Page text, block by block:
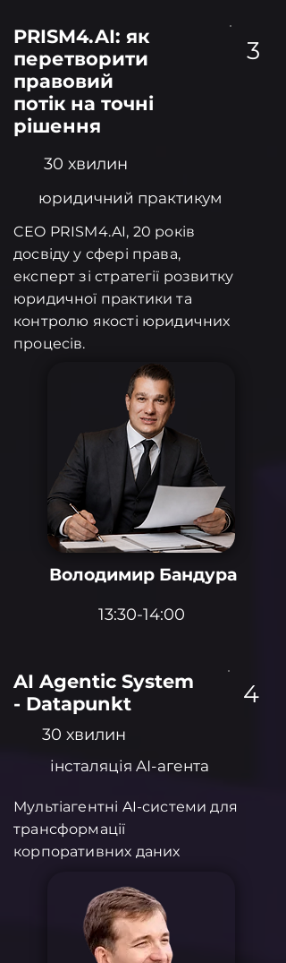
PRISM4.AI: як
перетворити
правовий
потік на точні
рішення
3
30 хвилин
юридичний практикум
CEO PRISM4.AI, 20 років
досвіду у сфері права,
експерт зі стратегії розвитку
юридичної практики та
контролю якості юридичних
процесів.
Володимир Бандура
13:30-14:00
⁠⁠AI Agentic System
- Datapunkt
4
30 хвилин
інсталяція AI-агента
Мультіагентні AI-системи для
трансформації
корпоративних даних